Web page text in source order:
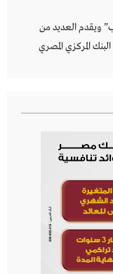
ويقدم العديد من
المركزي المصري